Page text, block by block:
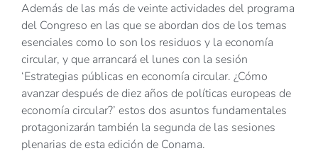
Además de las más de veinte actividades del programa
del Congreso en las que se abordan dos de los temas
esenciales como lo son los residuos y la economía
circular, y que arrancará el lunes con la sesión
‘Estrategias públicas en economía circular. ¿Cómo
avanzar después de diez años de políticas europeas de
economía circular?’ estos dos asuntos fundamentales
protagonizarán también la segunda de las sesiones
plenarias de esta edición de Conama.